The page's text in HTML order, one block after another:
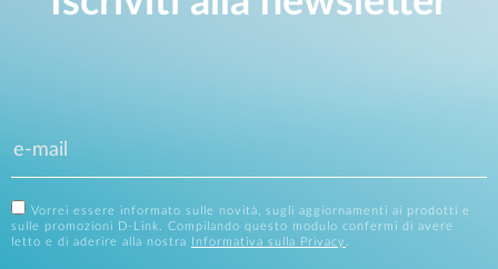
Vorrei essere informato sulle novità, sugli aggiornamenti ai prodotti e
sulle promozioni D-Link. Compilando questo modulo confermi di avere
letto e di aderire alla nostra
Informativa sulla Privacy .